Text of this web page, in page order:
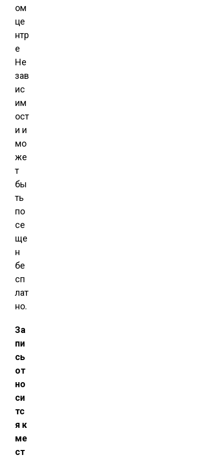
ом
це
нтр
е
Не
зав
ис
им
ост
и и
мо
же
т
бы
ть
по
се
ще
н
бе
сп
лат
но.
За
пи
сь
от
но
си
тс
я к
ме
ст